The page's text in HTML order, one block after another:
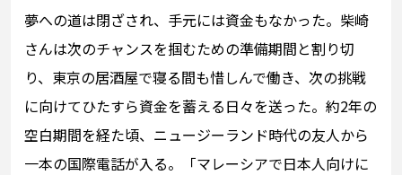
夢への道は閉ざされ、手元には資金もなかった。柴崎
さんは次のチャンスを掴むための準備期間と割り切
り、東京の居酒屋で寝る間も惜しんで働き、次の挑戦
に向けてひたすら資金を蓄える日々を送った。約2年の
空白期間を経た頃、ニュージーランド時代の友人から
一本の国際電話が入る。「マレーシアで日本人向けに